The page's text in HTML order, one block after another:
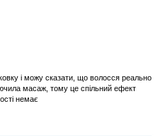
і можу сказати, що волосся реально
масаж, тому це спільний ефект
немає